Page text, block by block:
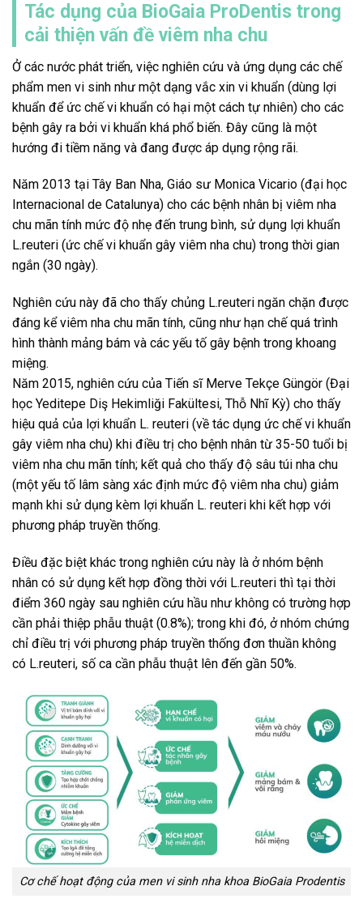
Tác dụng của BioGaia ProDentis trong
cải thiện vấn đề viêm nha chu
Ở các nước phát triển, việc nghiên cứu và ứng dụng các chế
phẩm men vi sinh như một dạng vắc xin vi khuẩn (dùng lợi
khuẩn để ức chế vi khuẩn có hại một cách tự nhiên) cho các
bệnh gây ra bởi vi khuẩn khá phổ biến. Đây cũng là một
hướng đi tiềm năng và đang được áp dụng rộng rãi.
Năm 2013 tại Tây Ban Nha, Giáo sư Monica Vicario (đại học
Internacional de Catalunya) cho các bệnh nhân bị viêm nha
chu mãn tính mức độ nhẹ đến trung bình, sử dụng lợi khuẩn
L.reuteri (ức chế vi khuẩn gây viêm nha chu) trong thời gian
ngắn (30 ngày).
Nghiên cứu này đã cho thấy chủng L.reuteri ngăn chặn được
đáng kể viêm nha chu mãn tính, cũng như hạn chế quá trình
hình thành mảng bám và các yếu tố gây bệnh trong khoang
miệng.
Năm 2015, nghiên cứu của Tiến sĩ Merve Tekçe Güngör (Đại
học Yeditepe Diş Hekimliği Fakültesi, Thỗ Nhĩ Kỳ) cho thấy
hiệu quả của lợi khuẩn L. reuteri (về tác dụng ức chế vi khuẩn
gây viêm nha chu) khi điều trị cho bệnh nhân từ 35-50 tuổi bị
viêm nha chu mãn tính; kết quả cho thấy độ sâu túi nha chu
(một yếu tố lâm sàng xác định mức độ viêm nha chu) giảm
mạnh khi sử dụng kèm lợi khuẩn L. reuteri khi kết hợp với
phương pháp truyền thống.
Điều đặc biệt khác trong nghiên cứu này là ở nhóm bệnh
nhân có sử dụng kết hợp đồng thời với L.reuteri thì tại thời
điểm 360 ngày sau nghiên cứu hầu như không có trường hợp
cần phải thiệp phẫu thuật (0.8%); trong khi đó, ở nhóm chứng
chỉ điều trị với phương pháp truyền thống đơn thuần không
có L.reuteri, số ca cần phẫu thuật lên đến gần 50%.
Cơ chế hoạt động của men vi sinh nha khoa BioGaia Prodentis